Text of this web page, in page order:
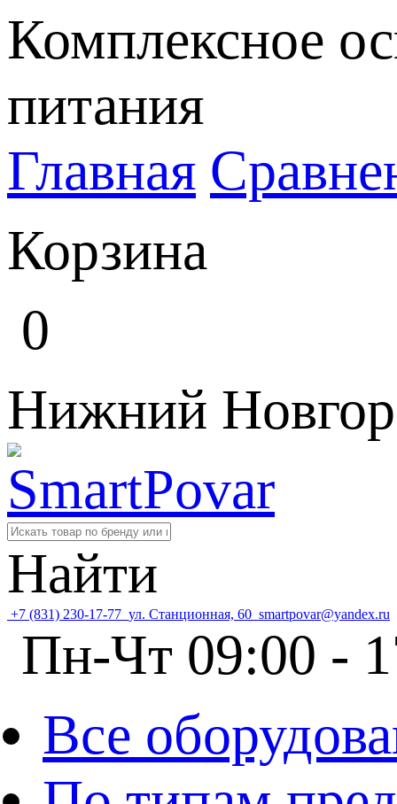
Комплексное
питания
Главная
Корзина
0
Нижний
Найти
+7 (831) 230-17-77 ул. Станционная, 60 smartpovar@yandex.ru
Пн-Чт 09:00 -
Все